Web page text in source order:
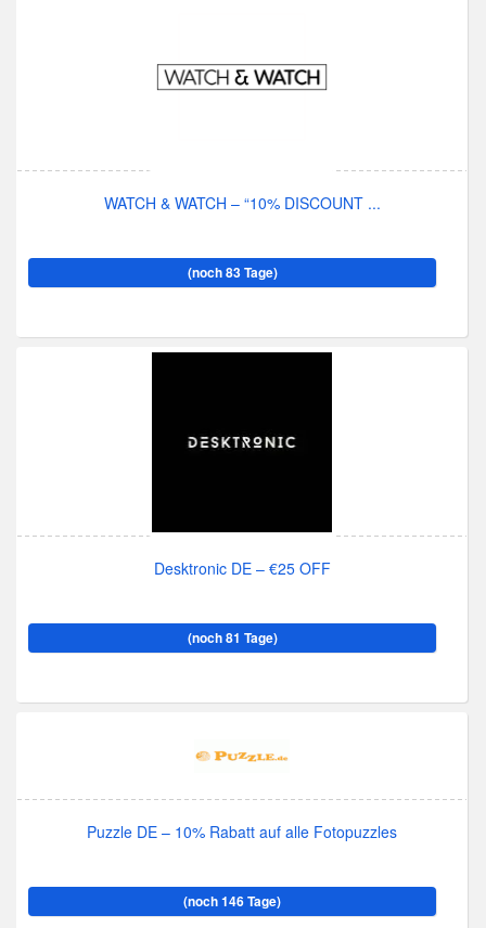
WATCH & WATCH – “10% DISCOUNT ...
(noch 83 Tage)
Desktronic DE – €25 OFF
(noch 81 Tage)
Puzzle DE – 10% Rabatt auf alle Fotopuzzles
(noch 146 Tage)